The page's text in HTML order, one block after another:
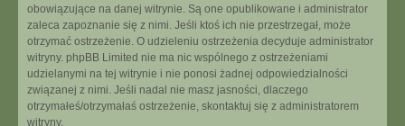
obowiązujące na danej witrynie. Są one opublikowane i administrator
zaleca zapoznanie się z nimi. Jeśli ktoś ich nie przestrzegał, może
otrzymać ostrzeżenie. O udzieleniu ostrzeżenia decyduje administrator
witryny. phpBB Limited nie ma nic wspólnego z ostrzeżeniami
udzielanymi na tej witrynie i nie ponosi żadnej odpowiedzialności
związanej z nimi. Jeśli nadal nie masz jasności, dlaczego
otrzymałeś/otrzymałaś ostrzeżenie, skontaktuj się z administratorem
witryny.